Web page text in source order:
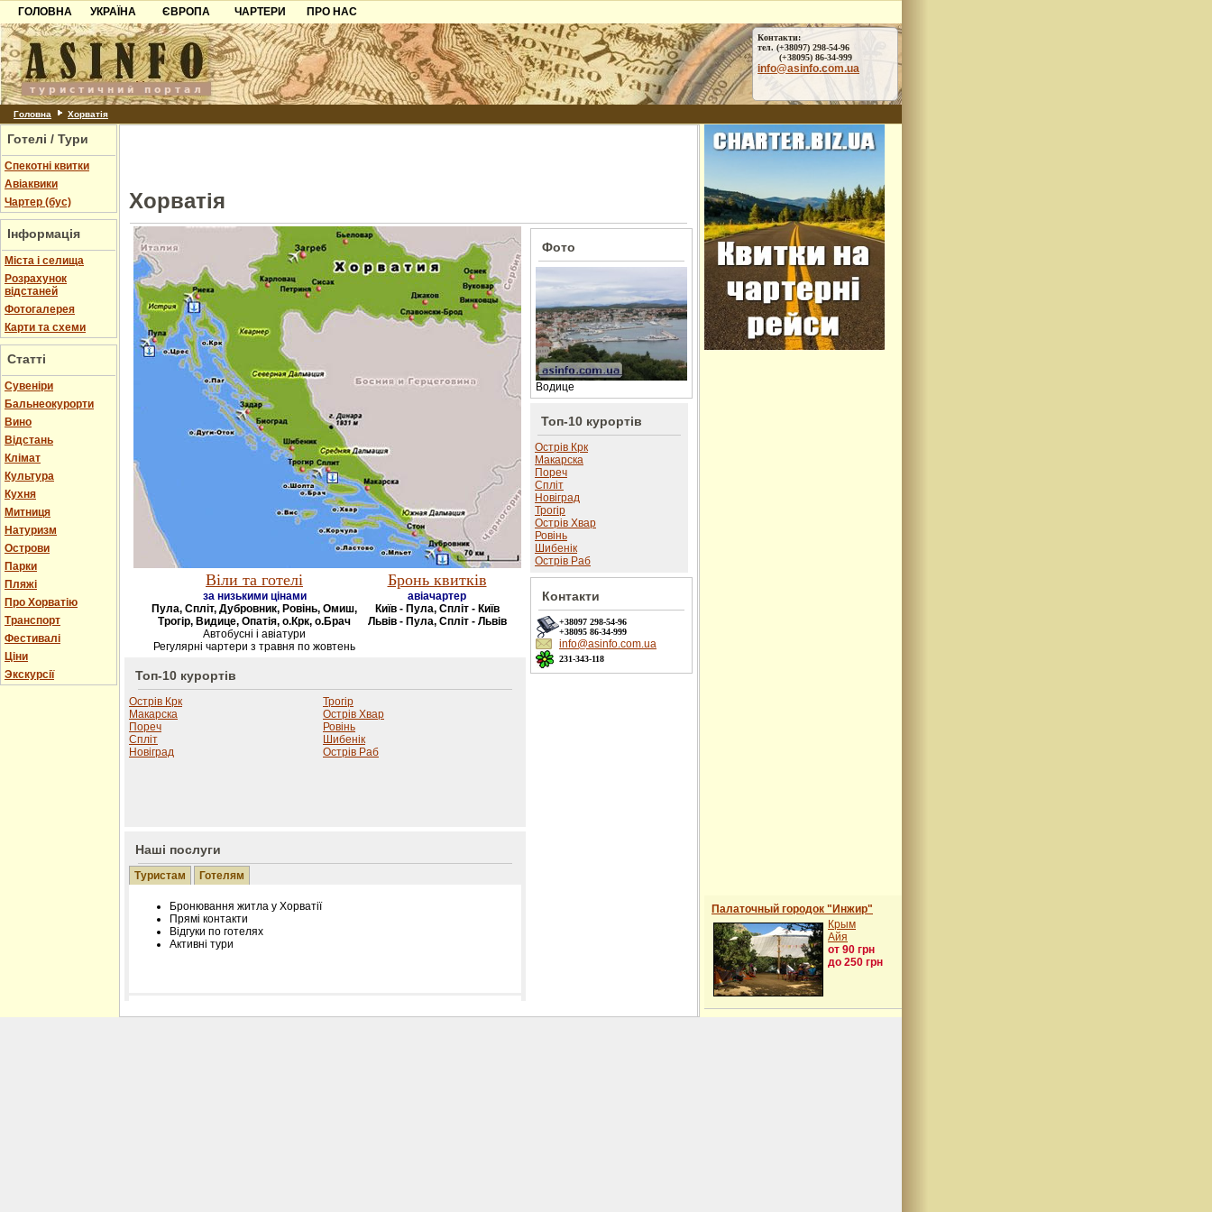
ГОЛОВНА
УКРАЇНА
Карпати
Азов
Причорноморря
Шацьк
ЄВРОПА
Чорногорія
Хорватія
Болгарія
ЧАРТЕРИ
ПРО НАС
Контакти
Партнерам
Додати готель
Контакти:
тел. (+38097) 298-54-96
(+38095) 86-34-999
info@asinfo.com.ua
Головна Хорватія
Готелі / Тури
Спекотні квитки
Авіаквики
Чартер (бус)
Інформація
Міста і селища
Розрахунок
відстаней
Фотогалерея
Карти та схеми
Статті
Cувеніри
Бальнеокурорти
Вино
Відстань
Клімат
Культура
Кухня
Митниця
Натуризм
Острови
Парки
Пляжі
Про Хорватію
Транспорт
Фестивалі
Ціни
Экскурсії
Хорватія
Віли та готелі
за низькими цінами
Пула, Спліт, Дубровник, Ровінь, Омиш,
Трогір, Видице, Опатія, о.Крк, о.Брач
Автобусні і авіатури
Регулярні чартери з травня по жовтень
Бронь квитків
авіачартер
Київ - Пула, Спліт - Київ
Львів - Пула, Спліт - Львів
Топ-10 курортів
Острів Крк
Макарска
Пореч
Спліт
Новіград
Трогір
Острів Хвар
Ровінь
Шибенік
Острів Раб
Наші послуги
Туристам Готелям
Бронювання житла у Хорватії
Прямі контакти
Відгуки по готелях
Активні тури
Розміщення інформації про готель на нашому сайті
Фото
Водице
Топ-10 курортів
Острів Крк
Макарска
Пореч
Спліт
Новіград
Трогір
Острів Хвар
Ровінь
Шибенік
Острів Раб
Контакти
+38097 298-54-96
+38095 86-34-999
info@asinfo.com.ua
231-343-118
Палаточный городок "Инжир"
Крым
Айя
от 90 грн
до 250 грн